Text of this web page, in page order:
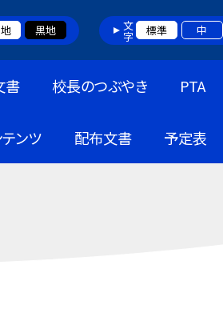
黒地 文字 標準 中
書 校長のつぶやき PTA
ンツ 配布文書 予定表